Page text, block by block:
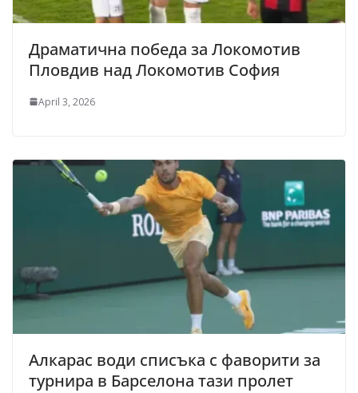
Драматична победа за Локомотив
Пловдив над Локомотив София
April 3, 2026
Алкарас води списъка с фаворити за
турнира в Барселона тази пролет